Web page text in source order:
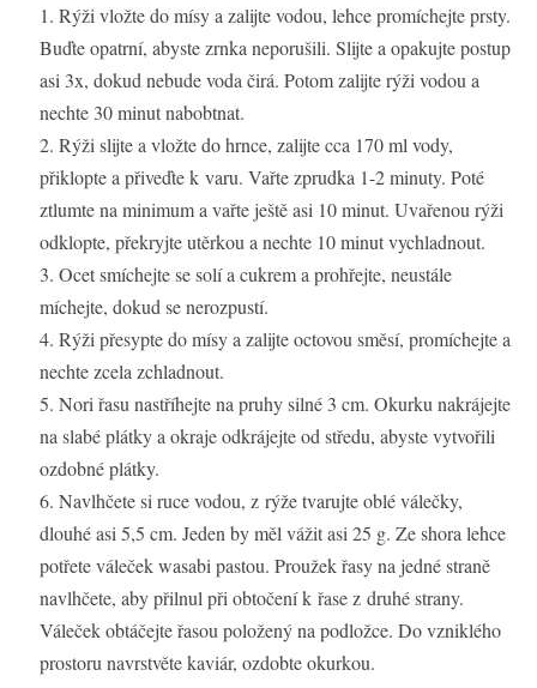
Rýži vložte do mísy a zalijte vodou, lehce promíchejte prsty.
Buďte opatrní, abyste zrnka neporušili. Slijte a opakujte postup
asi 3x, dokud nebude voda čirá. Potom zalijte rýži vodou a
nechte 30 minut nabobtnat.
Rýži slijte a vložte do hrnce, zalijte cca 170 ml vody,
přiklopte a přiveďte k varu. Vařte zprudka 1-2 minuty. Poté
ztlumte na minimum a vařte ještě asi 10 minut. Uvařenou rýži
odklopte, překryjte utěrkou a nechte 10 minut vychladnout.
Ocet smíchejte se solí a cukrem a prohřejte, neustále
míchejte, dokud se nerozpustí.
Rýži přesypte do mísy a zalijte octovou směsí, promíchejte a
nechte zcela zchladnout.
Nori řasu nastříhejte na pruhy silné 3 cm. Okurku nakrájejte
na slabé plátky a okraje odkrájejte od středu, abyste vytvořili
ozdobné plátky.
Navlhčete si ruce vodou, z rýže tvarujte oblé válečky,
dlouhé asi 5,5 cm. Jeden by měl vážit asi 25 g. Ze shora lehce
potřete váleček wasabi pastou. Proužek řasy na jedné straně
navlhčete, aby přilnul při obtočení k řase z druhé strany.
Váleček obtáčejte řasou položený na podložce. Do vzniklého
prostoru navrstvěte kaviár, ozdobte okurkou.